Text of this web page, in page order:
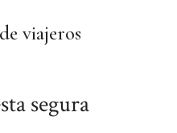
viajeros
segura